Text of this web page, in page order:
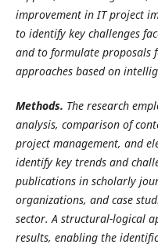
improvement in IT project
to identify key challenges
and to formulate proposals
approaches based on
Methods. The research
analysis, comparison of
project management, and
identify key trends and
publications in scholarly
organizations, and case
sector. A structural-logical
results, enabling the